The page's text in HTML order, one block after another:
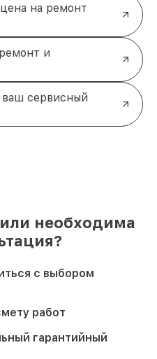
на ремонт
и
ваш сервисный
необходима
с выбором
работ
гарантийный